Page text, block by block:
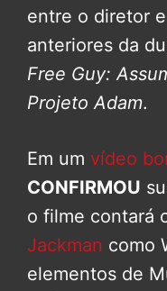
entre o diretor
anteriores da
Free Guy:
Projeto Adam.
Em um vídeo
CONFIRMOU
o filme contará
Jackman como
elementos de